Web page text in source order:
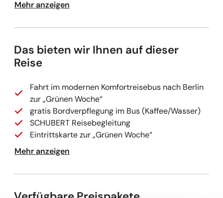
Mehr anzeigen
Das bieten wir Ihnen auf dieser
Reise
Fahrt im modernen Komfortreisebus nach Berlin
zur „Grünen Woche“
gratis Bordverpflegung im Bus (Kaffee/Wasser)
SCHUBERT Reisebegleitung
Eintrittskarte zur „Grünen Woche“
Mehr anzeigen